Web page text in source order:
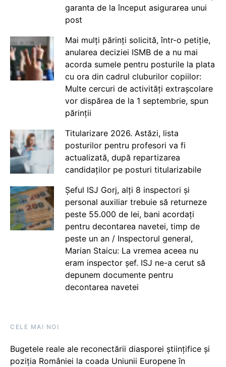
garanta de la început asigurarea unui
post
Mai mulți părinți solicită, într-o petiție,
anularea deciziei ISMB de a nu mai
acorda sumele pentru posturile la plata
cu ora din cadrul cluburilor copiilor:
Multe cercuri de activități extrașcolare
vor dispărea de la 1 septembrie, spun
părinții
Titularizare 2026. Astăzi, lista
posturilor pentru profesori va fi
actualizată, după repartizarea
candidaților pe posturi titularizabile
Șeful ISJ Gorj, alți 8 inspectori și
personal auxiliar trebuie să returneze
peste 55.000 de lei, bani acordați
pentru decontarea navetei, timp de
peste un an / Inspectorul general,
Marian Staicu: La vremea aceea nu
eram inspector șef. ISJ ne-a cerut să
depunem documente pentru
decontarea navetei
CELE MAI NOI
Bugetele reale ale reconectării diasporei științifice și
poziția României la coada Uniunii Europene în